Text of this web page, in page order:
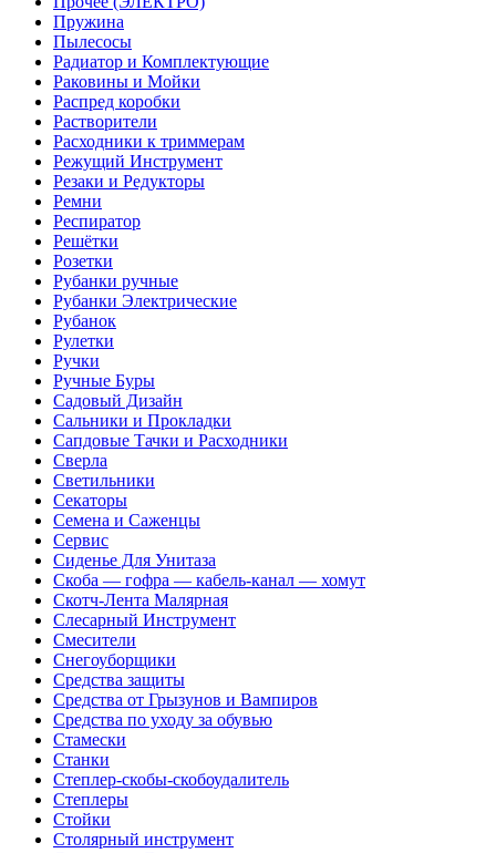
Пружина
Пылесосы
Радиатор и Комплектующие
Раковины и Мойки
Распред коробки
Растворители
Расходники к триммерам
Режущий Инструмент
Резаки и Редукторы
Ремни
Респиратор
Решётки
Розетки
Рубанки ручные
Рубанки Электрические
Рубанок
Рулетки
Ручки
Ручные Буры
Садовый Дизайн
Сальники и Прокладки
Сапдовые Тачки и Расходники
Сверла
Светильники
Секаторы
Семена и Саженцы
Сервис
Сиденье Для Унитаза
Скоба — гофра — кабель-канал — хомут
Скотч-Лента Малярная
Слесарный Инструмент
Смесители
Снегоуборщики
Средства защиты
Средства от Грызунов и Вампиров
Средства по уходу за обувью
Стамески
Станки
Степлер-скобы-скобоудалитель
Степлеры
Стойки
Столярный инструмент